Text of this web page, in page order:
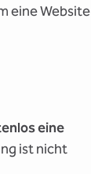
eine Website
eine
ist nicht